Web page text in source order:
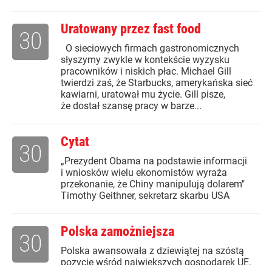
Uratowany przez fast food
O sieciowych firmach gastronomicznych
słyszymy zwykle w kontekście wyzysku
pracowników i niskich płac. Michael Gill
twierdzi zaś, że Starbucks, amerykańska sieć
kawiarni, uratował mu życie. Gill pisze,
że dostał szansę pracy w barze...
30
Cytat
„Prezydent Obama na podstawie informacji
i wniosków wielu ekonomistów wyraża
przekonanie, że Chiny manipulują dolarem"
Timothy Geithner, sekretarz skarbu USA
30
Polska zamożniejsza
Polska awansowała z dziewiątej na szóstą
pozycję wśród największych gospodarek UE.
30